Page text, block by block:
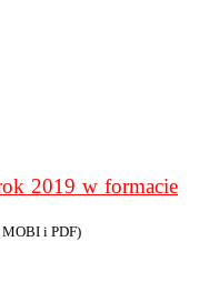
2019 w formacie
i PDF)